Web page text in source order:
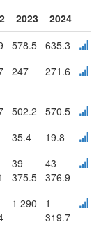
2023
2024
578.5 635.3
247 271.6
502.2
570.5
35.4
19.8
39
375.5
43
376.9
1 290
1
319.7